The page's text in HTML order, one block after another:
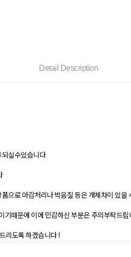
Detail Description
실수있습니다
으로 마감처리나 박음질 등은 개체차이 있을
기때문에 이에 민감하신 부분은 주의부탁드립
리도록 하겠습니다 !